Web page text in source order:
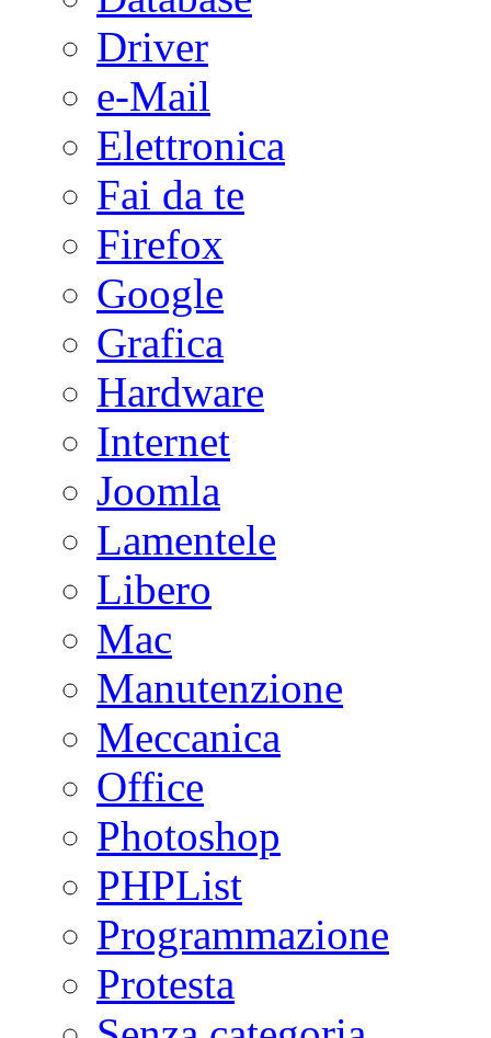
Driver
e-Mail
Elettronica
Fai da te
Firefox
Google
Grafica
Hardware
Internet
Joomla
Lamentele
Libero
Mac
Manutenzione
Meccanica
Office
Photoshop
PHPList
Programmazione
Protesta